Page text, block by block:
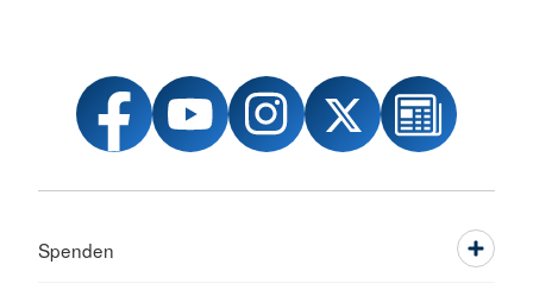
Spenden